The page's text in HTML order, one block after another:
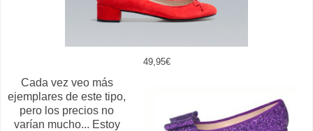
49,95€
Cada vez veo más
ejemplares de este tipo,
pero los precios no
varían mucho... Estoy